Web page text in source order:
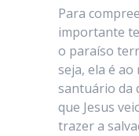
Para
importante
o paraíso
seja, ela é
santuário da
que Jesus
trazer a